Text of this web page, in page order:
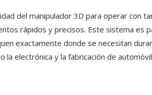
del manipulador 3D para operar con
rápidos y precisos. Este sistema es
exactamente donde se necesitan
la electrónica y la fabricación de